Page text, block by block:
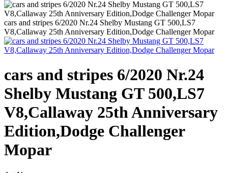
cars and stripes 6/2020 Nr.24 Shelby Mustang GT 500,LS7
V8,Callaway 25th Anniversary Edition,Dodge Challenger Mopar
cars and stripes 6/2020 Nr.24
Shelby Mustang GT 500,LS7
V8,Callaway 25th Anniversary
Edition,Dodge Challenger
Mopar